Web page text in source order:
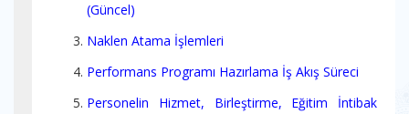
(Güncel)
Naklen Atama İşlemleri
Performans Programı Hazırlama İş Akış Süreci
Personelin Hizmet, Birleştirme, Eğitim İntibak